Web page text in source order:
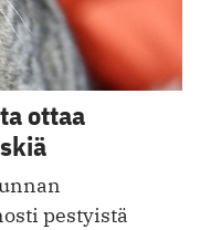
ottaa
pestyistä